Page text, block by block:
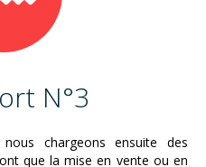
N°3
chargeons ensuite des
que la mise en vente ou en